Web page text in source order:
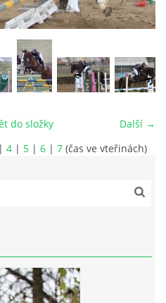
SPORTU V
PRO TY KTEŘÍ SE
Další →
do složky
| 4 | 5 | 6 | 7 (čas ve vteřinách)